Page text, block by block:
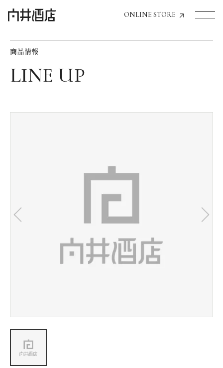
ONLINE STORE
飲食店経営のお客様
お気に入り機能の活用方法
会社情報
商品情報